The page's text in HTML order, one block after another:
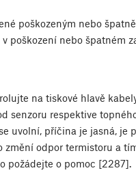
poškozeným nebo
poškození nebo špatném
na tiskové hlavě
senzoru respektive
uvolní, příčina je jasná, je
změní odpor termistoru a
požádejte o pomoc [2287].